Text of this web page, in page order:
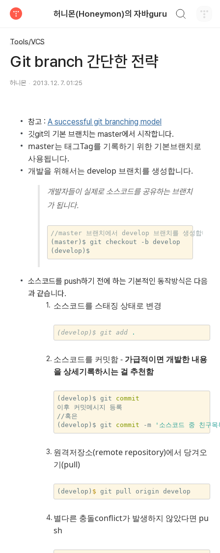
허니몬(Honeymon)의 자바guru
Tools/VCS
Git branch 간단한 전략
허니몬 2013. 12. 7. 01:25
참고 : A successful git branching model
깃git의 기본 브랜치는 master에서 시작합니다.
master는 태그Tag를 기록하기 위한 기본브랜치로
사용됩니다.
개발을 위해서는 develop 브랜치를 생성합니다.
개발자들이 실제로 소스코드를 공유하는 브랜치
가 됩니다.
//master 브랜치에서 develop 브랜치를 생성합니다.
(master)$ git checkout -b develop
소스코드를 push하기 전에 하는 기본적인 동작방식은 다음
과 같습니다.
소스코드를 스태징 상태로 변경
(develop)$ git add .
소스코드를 커밋함 - 가급적이면 개발한 내용
을 상세기록하시는 걸 추천함
(develop)$ git commit
이후 커밋메시지 등록
//혹은
(develop)$ git commit -m '소스코드 중 친구
원격저장소(remote repository)에서 당겨오
기(pull)
(develop) $
별다른 충돌conflict가 발생하지 않았다면 pu
sh